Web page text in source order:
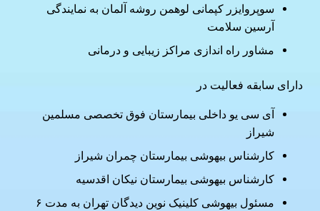
سوپروایزر کپمانی لوهمن روشه آلمان به نمایندگی
آرسین سلامت
مشاور راه اندازی مراکز زیبایی و درمانی
دارای سابقه فعالیت در
آی سی یو داخلی بیمارستان فوق تخصصی مسلمین
شیراز
کارشناس بیهوشی بیمارستان چمران شیراز
کارشناس بیهوشی بیمارستان نیکان اقدسیه
مسئول بیهوشی کلینیک نوین دیدگان تهران به مدت ۶